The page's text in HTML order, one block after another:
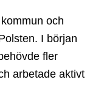
och
I början
fler
arbetade aktivt